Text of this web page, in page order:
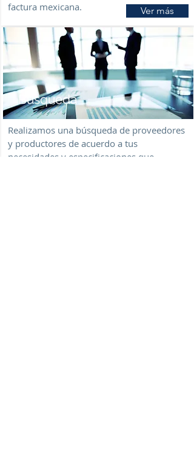
factura mexicana.
Ver más
Búsqueda
Realizamos una búsqueda de proveedores
y productores de acuerdo a tus
necesidades y especificaciones que